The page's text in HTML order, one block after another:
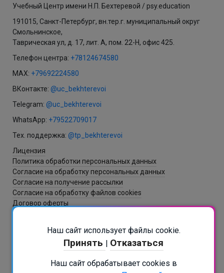
Учебный Центр имени Н.П. Бехтеревой / psy.education
191015, Санкт-Петербург, вн.тер.г. муниципальный округ
Смольнинское,
Таврическая ул, д. 17, лит. А, пом. 22-Н, офис 425.
Телефон центра: +78124674580
MAX: +79692224580
ВКонтакте: @uc_bekhterevoi
Telegram: @uc_bekhterevoi
WhatsApp: +79522709017
Тех. поддержка: @tp_bekhterevoi
Лицензия
Политика обработки персональных данных
Согласие на обработку персональных данных
Согласие на получение рассылки
Согласие на обработку файлов cookies
Договор оферты
Разработка и создание сайта - ItNova / СБ
Подписаться на рассылку
Наш сайт использует файлы cookie.
Принять | Отказаться
Наш сайт обрабатывает cookies в